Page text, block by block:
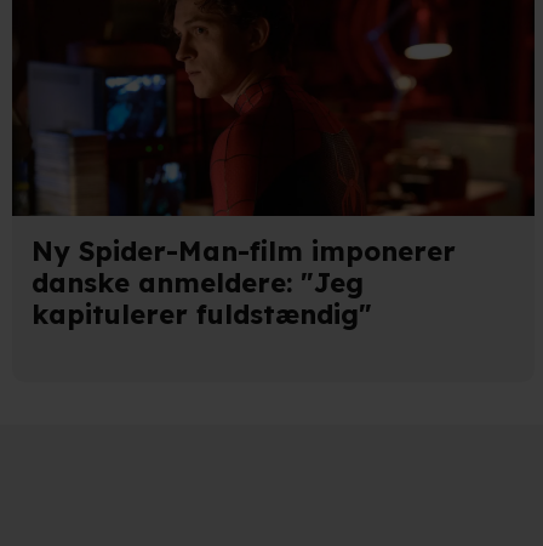
Ny Spider-Man-film imponerer
danske anmeldere: "Jeg
kapitulerer fuldstændig"